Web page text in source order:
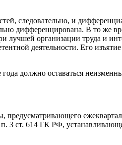
следовательно, и
дифференцирована. В то же
лучшей организации труда и
деятельности. Его
должно оставаться
предусматривающего
3 ст. 614 ГК РФ,